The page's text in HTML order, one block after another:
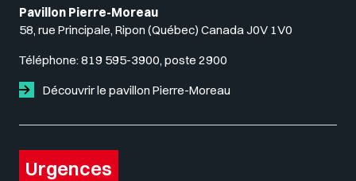
Pavillon Pierre-Moreau
58, rue Principale, Ripon (Québec) Canada J0V 1V0
Téléphone: 819 595-3900, poste 2900
Découvrir le pavillon Pierre-Moreau
Urgences